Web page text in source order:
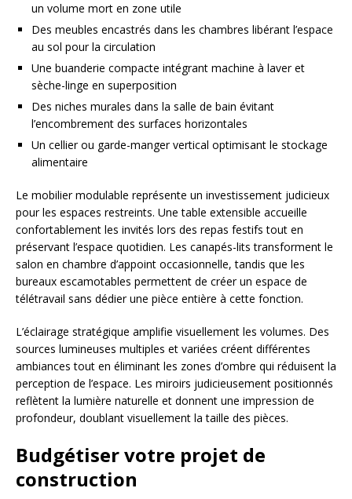
un volume mort en zone utile
Des meubles encastrés dans les chambres libérant l’espace
au sol pour la circulation
Une buanderie compacte intégrant machine à laver et
sèche-linge en superposition
Des niches murales dans la salle de bain évitant
l’encombrement des surfaces horizontales
Un cellier ou garde-manger vertical optimisant le stockage
alimentaire
Le mobilier modulable représente un investissement judicieux
pour les espaces restreints. Une table extensible accueille
confortablement les invités lors des repas festifs tout en
préservant l’espace quotidien. Les canapés-lits transforment le
salon en chambre d’appoint occasionnelle, tandis que les
bureaux escamotables permettent de créer un espace de
télétravail sans dédier une pièce entière à cette fonction.
L’éclairage stratégique amplifie visuellement les volumes. Des
sources lumineuses multiples et variées créent différentes
ambiances tout en éliminant les zones d’ombre qui réduisent la
perception de l’espace. Les miroirs judicieusement positionnés
reflètent la lumière naturelle et donnent une impression de
profondeur, doublant visuellement la taille des pièces.
Budgétiser votre projet de
construction